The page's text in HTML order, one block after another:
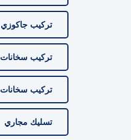
تركيب جاكوزي
تركيب سخانات
تركيب سخانات 97371477
تسليك مجاري